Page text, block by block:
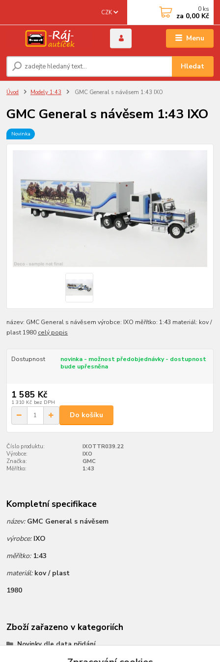
Menu
CZK
Hledat
0 ks
za 0,00 Kč
Úvod Modely 1:43 GMC General s návěsem 1:43 IXO
GMC General s návěsem 1:43 IXO
Novinka
název: GMC General s návěsem výrobce: IXO měřítko: 1:43 materiál: kov /
plast 1980 celý popis
Dostupnost
novinka - možnost předobjednávky - dostupnost
bude upřesněna
1 585 Kč
1 310 Kč bez DPH
Do košíku
Číslo produktu:
IXOTTR039.22
Výrobce:
IXO
Značka:
GMC
Měřítko:
1:43
Kompletní specifikace
název: GMC General s návěsem
výrobce: IXO
měřítko: 1:43
materiál: kov / plast
1980
Zboží zařazeno v kategoriích
Novinky dle data přidání
Všechny modely